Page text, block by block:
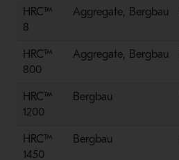
HRC™
8
Aggregate, Bergbau
HRC™
800
Aggregate, Bergbau
HRC™
1200
Bergbau
HRC™
1450
Bergbau